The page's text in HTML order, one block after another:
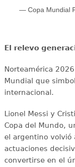
— Copa Mundial
El relevo
Norteamérica
Mundial que
internacional.
Lionel Messi y
Copa del Mundo,
el argentino volvió
actuaciones
convertirse en el